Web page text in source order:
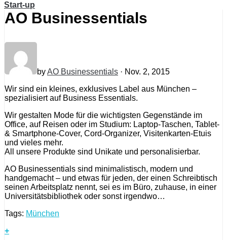
Start-up
AO Businessentials
byAO Businessentials · Nov. 2, 2015
Wir sind ein kleines, exklusives Label aus München –
spezialisiert auf Business Essentials.
Wir gestalten Mode für die wichtigsten Gegenstände im
Office, auf Reisen oder im Studium: Laptop-Taschen, Tablet-
& Smartphone-Cover, Cord-Organizer, Visitenkarten-Etuis
und vieles mehr.
All unsere Produkte sind Unikate und personalisierbar.
AO Businessentials sind minimalistisch, modern und
handgemacht – und etwas für jeden, der einen Schreibtisch
seinen Arbeitsplatz nennt, sei es im Büro, zuhause, in einer
Universitätsbibliothek oder sonst irgendwo…
Tags: München
+